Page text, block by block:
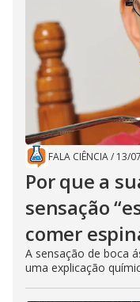
FALA CIÊNCIA/ 13/
Por que a
sensação
comer
A sensação de boca
uma explicação